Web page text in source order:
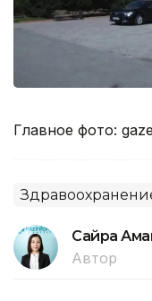
Главное фото:
Сайра
Автор